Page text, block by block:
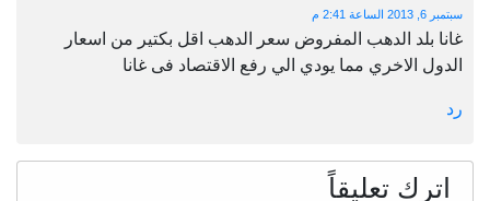
سبتمبر 6, 2013 الساعة 2:41 م
غانا بلد الدهب المفروض سعر الدهب اقل بكتير من اسعار
الدول الاخري مما يودي الي رفع الاقتصاد فى غانا
رد
اترك تعليقاً